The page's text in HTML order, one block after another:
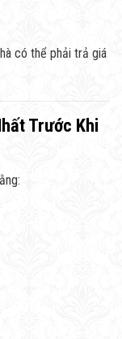
có thể phải trả giá
Trước Khi